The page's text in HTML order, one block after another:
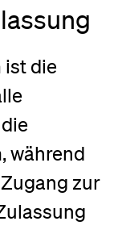
ist die
während
zur